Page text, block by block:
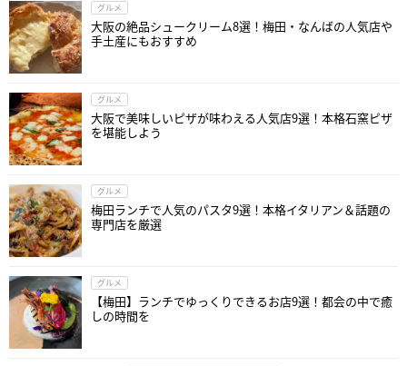
グルメ
大阪の絶品シュークリーム8選！梅田・なんばの人気店や
手土産にもおすすめ
グルメ
大阪で美味しいピザが味わえる人気店9選！本格石窯ピザ
を堪能しよう
グルメ
梅田ランチで人気のパスタ9選！本格イタリアン＆話題の
専門店を厳選
グルメ
【梅田】ランチでゆっくりできるお店9選！都会の中で癒
しの時間を